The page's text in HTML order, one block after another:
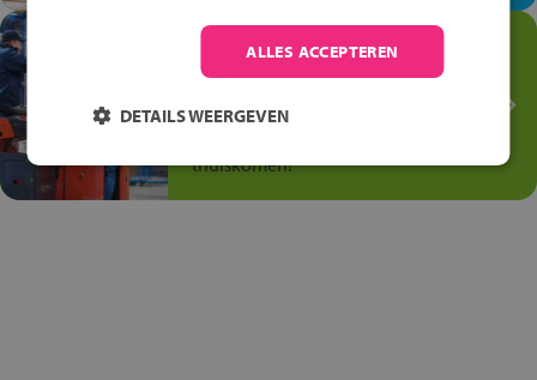
Jouw talent in de
Transport en Logistiek
Kies voor vmbo Transport en
thuiskomen!
ALLES ACCEPTEREN
DETAILS WEERGEVEN